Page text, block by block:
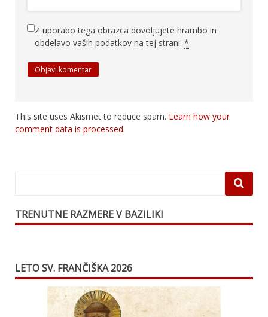
Z uporabo tega obrazca dovoljujete hrambo in
obdelavo vaših podatkov na tej strani. *
This site uses Akismet to reduce spam. Learn how your
comment data is processed.
TRENUTNE RAZMERE V BAZILIKI
LETO SV. FRANČIŠKA 2026